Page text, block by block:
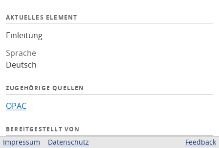
AKTUELLES ELEMENT
Einleitung
Sprache
Deutsch
ZUGEHÖRIGE QUELLEN
OPAC
BEREITGESTELLT VON
Impressum Datenschutz Feedback